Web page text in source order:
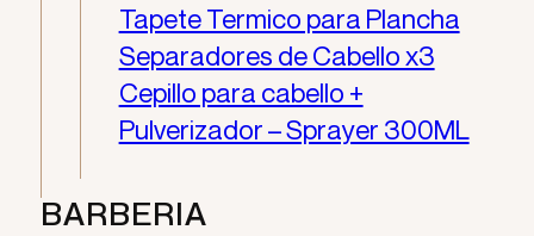
Tapete Termico para Plancha
Separadores de Cabello x3
Cepillo para cabello +
Pulverizador – Sprayer 300ML
BARBERIA